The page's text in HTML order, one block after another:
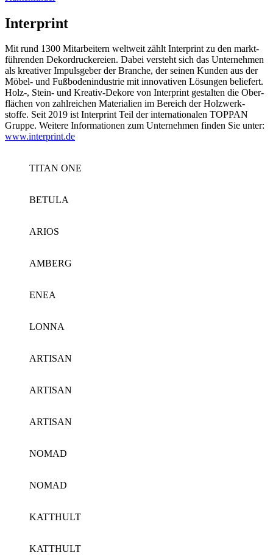
Interprint
Mit rund 1300 Mit­arbeitern weltweit zählt Inter­print zu den markt­
führenden Dekor­druck­ereien. Dabei versteht sich das Unter­nehmen
als krea­tiver Impuls­geber der Branche, der seinen Kunden aus der
Möbel- und Fuß­boden­indus­trie mit inno­vativen Lösungen beliefert.
Holz-, Stein- und Kreativ-Dekore von Inter­print gestal­ten die Ober­
flächen von zahl­reichen Materialien im Bereich der Holz­werk­
stoffe. Seit 2019 ist Inter­print Teil der inter­nationalen TOPPAN
Gruppe. Weitere Infor­mationen zum Unter­nehmen finden Sie unter:
www.interprint.de
TITAN ONE
BETULA
ARIOS
AMBERG
ENEA
LONNA
ARTISAN
ARTISAN
ARTISAN
NOMAD
NOMAD
KATTHULT
KATTHULT